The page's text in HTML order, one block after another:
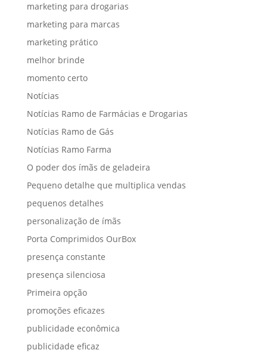
marketing para drogarias
marketing para marcas
marketing prático
melhor brinde
momento certo
Notícias
Notícias Ramo de Farmácias e Drogarias
Notícias Ramo de Gás
Notícias Ramo Farma
O poder dos ímãs de geladeira
Pequeno detalhe que multiplica vendas
pequenos detalhes
personalização de ímãs
Porta Comprimidos OurBox
presença constante
presença silenciosa
Primeira opção
promoções eficazes
publicidade econômica
publicidade eficaz